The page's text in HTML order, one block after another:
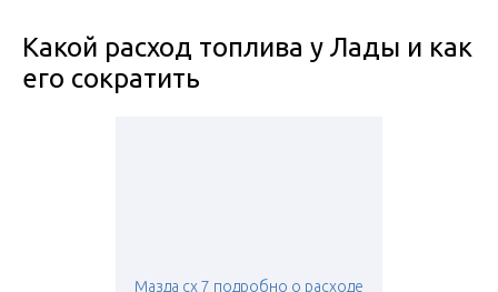
Какой расход топлива у Лады и как
его сократить
Мазда сх 7 подробно о расходе